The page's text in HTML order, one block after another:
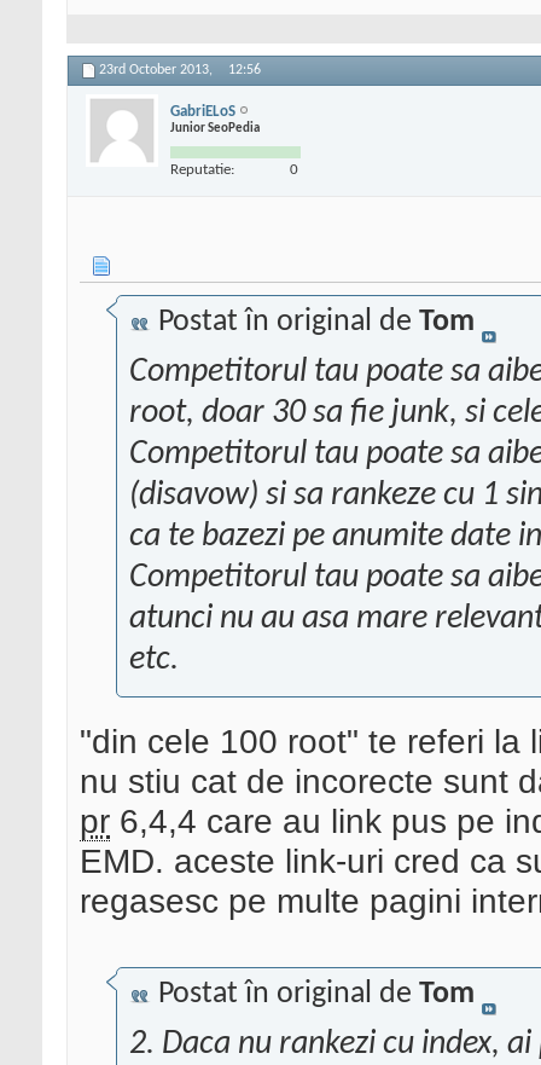
23rd October 2013, 12:56
GabriELoS
Junior SeoPedia
Reputatie: 0
Postat în original de Tom
Competitorul tau poate sa
root, doar 30 sa fie junk, si
Competitorul tau poate sa
(disavow) si sa rankeze cu 1
ca te bazezi pe anumite date
Competitorul tau poate sa
atunci nu au asa mare
etc.
"din cele 100 root" te referi la
nu stiu cat de incorecte sunt
pr 6,4,4 care au link pus pe
EMD. aceste link-uri cred ca
regasesc pe multe pagini
Postat în original de Tom
2. Daca nu rankezi cu index,